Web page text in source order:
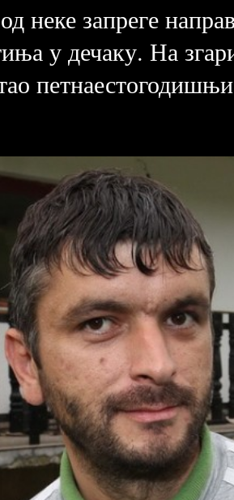
неке запреге
у дечаку. На